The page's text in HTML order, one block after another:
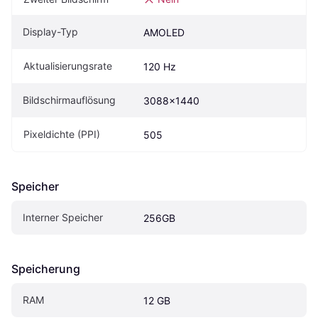
Display-Typ AMOLED
Aktualisierungsrate 120 Hz
Bildschirmauflösung 3088x1440
Pixeldichte (PPI) 505
Speicher
Interner Speicher 256GB
Speicherung
RAM 12 GB